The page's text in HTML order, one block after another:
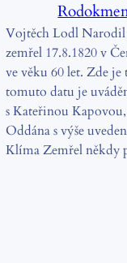
Vojtěch Lodl Narodil
zemřel 17.8.1820 v
ve věku 60 let. Zde je
tomuto datu je
s Kateřinou
Oddána s výše
Klíma Zemřel